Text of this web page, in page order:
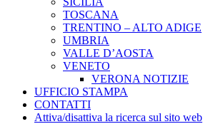
TOSCANA
TRENTINO – ALTO ADIGE
UMBRIA
VALLE D’AOSTA
VENETO
VERONA NOTIZIE
UFFICIO STAMPA
CONTATTI
Attiva/disattiva la ricerca sul sito web